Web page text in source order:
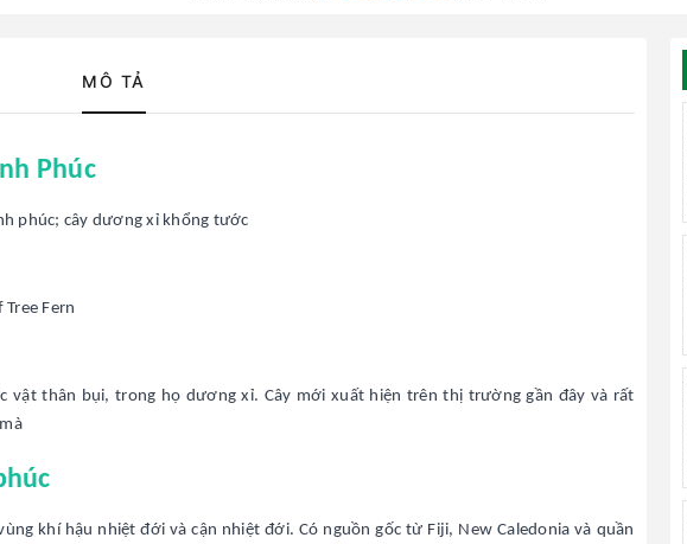
MÔ TẢ
Phúc
phúc; cây dương xỉ khổng tước
Fern
vật thân bụi, trong họ dương xỉ. Cây mới xuất hiện trên thị trường gần đây và rất
khí hậu nhiệt đới và cận nhiệt đới. Có nguồn gốc từ Fiji, New Caledonia và quần